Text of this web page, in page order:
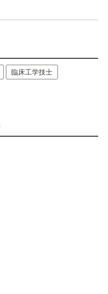
臨床工学技士